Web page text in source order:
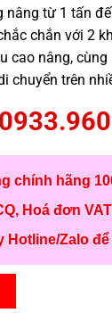
từ 1 tấn
chắn với 2
cao nâng,
chuyển trên
chính hãng
Hoá đơn VAT
Hotline/Zalo